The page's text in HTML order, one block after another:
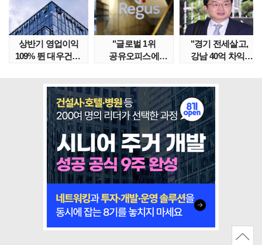
상반기 영업이익
109% 뛴 대우건설,
"글로벌 1위
공유오피스에
"경기 전세살고,
강남 40억 차익"